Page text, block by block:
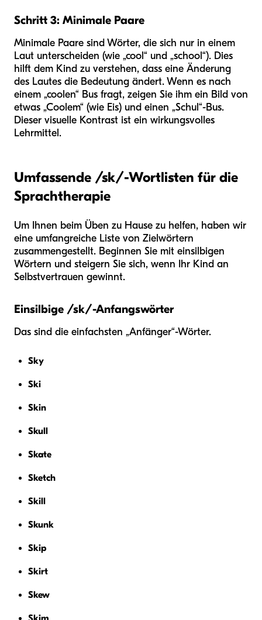
Schritt 3: Minimale Paare
Minimale Paare sind Wörter, die sich nur in einem
Laut unterscheiden (wie „cool“ und „school“). Dies
hilft dem Kind zu verstehen, dass eine Änderung
des Lautes die Bedeutung ändert. Wenn es nach
einem „coolen“ Bus fragt, zeigen Sie ihm ein Bild von
etwas „Coolem“ (wie Eis) und einen „Schul“-Bus.
Dieser visuelle Kontrast ist ein wirkungsvolles
Lehrmittel.
Umfassende /sk/-Wortlisten für die
Sprachtherapie
Um Ihnen beim Üben zu Hause zu helfen, haben wir
eine umfangreiche Liste von Zielwörtern
zusammengestellt. Beginnen Sie mit einsilbigen
Wörtern und steigern Sie sich, wenn Ihr Kind an
Selbstvertrauen gewinnt.
Einsilbige /sk/-Anfangswörter
Das sind die einfachsten „Anfänger“-Wörter.
Sky
Ski
Skin
Skull
Skate
Sketch
Skill
Skunk
Skip
Skirt
Skew